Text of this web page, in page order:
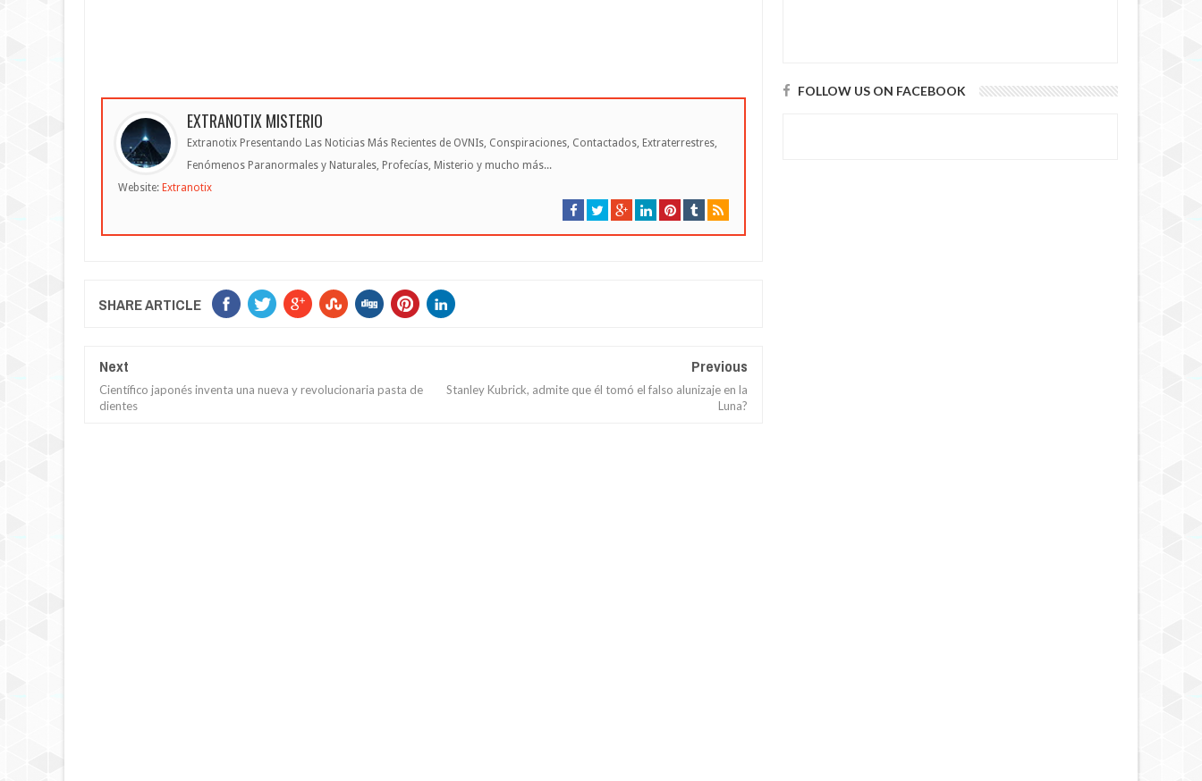
EXTRANOTIX MISTERIO
Extranotix Presentando Las Noticias Más Recientes de OVNIs, Conspiraciones, Contactados, Extraterrestres,
Fenómenos Paranormales y Naturales, Profecías, Misterio y mucho más...
Website: Extranotix
SHARE ARTICLE
Next
Científico japonés inventa una nueva y revolucionaria pasta de
dientes
Previous
Stanley Kubrick, admite que él tomó el falso alunizaje en la
Luna?
FOLLOW US ON FACEBOOK